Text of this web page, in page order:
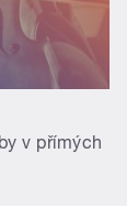
v přímých